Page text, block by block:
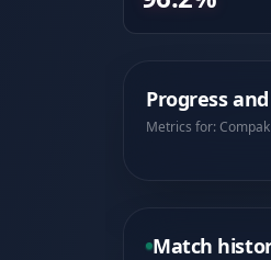
Progress
Metrics for:
Match